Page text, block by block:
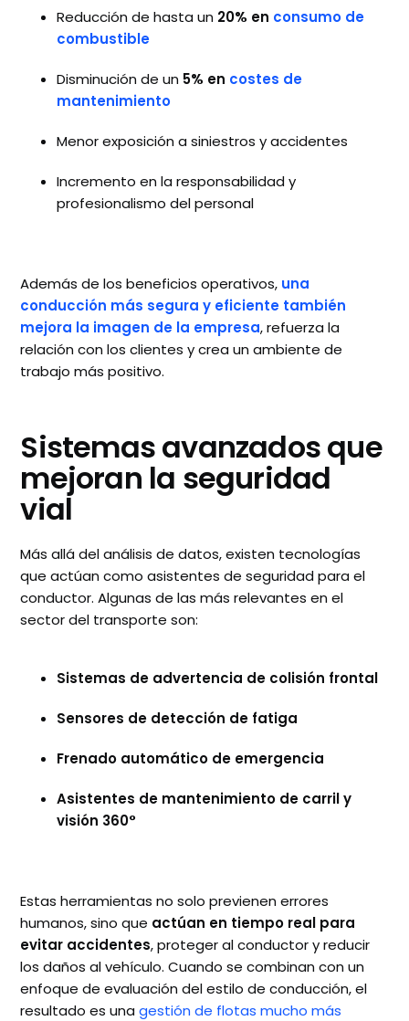
Reducción de hasta un 20% en consumo de
combustible
Disminución de un 5% en costes de
mantenimiento
Menor exposición a siniestros y accidentes
Incremento en la responsabilidad y
profesionalismo del personal
Además de los beneficios operativos, una
conducción más segura y eficiente también
mejora la imagen de la empresa, refuerza la
relación con los clientes y crea un ambiente de
trabajo más positivo.
Sistemas avanzados que
mejoran la seguridad
vial
Más allá del análisis de datos, existen tecnologías
que actúan como asistentes de seguridad para el
conductor. Algunas de las más relevantes en el
sector del transporte son:
Sistemas de advertencia de colisión frontal
Sensores de detección de fatiga
Frenado automático de emergencia
Asistentes de mantenimiento de carril y
visión 360°
Estas herramientas no solo previenen errores
humanos, sino que actúan en tiempo real para
evitar accidentes, proteger al conductor y reducir
los daños al vehículo. Cuando se combinan con un
enfoque de evaluación del estilo de conducción, el
resultado es unagestión de flotas mucho más